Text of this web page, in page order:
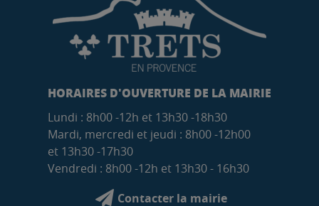
HORAIRES D'OUVERTURE DE LA MAIRIE
Lundi : 8h00 -12h et 13h30 -18h30
Mardi, mercredi et jeudi : 8h00 -12h00
et 13h30 -17h30
Vendredi : 8h00 -12h et 13h30 - 16h30
Contacter la mairie